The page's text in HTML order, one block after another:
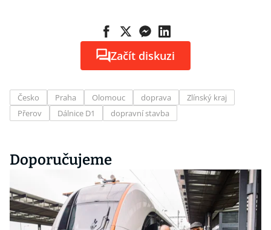
Začít diskuzi
Česko Praha Olomouc doprava
Zlínský kraj
Přerov
Dálnice D1 dopravní stavba
Doporučujeme